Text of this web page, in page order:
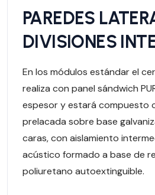
PAREDES
DIVISIONES
En los módulos estándar el
realiza con panel sándwich
espesor y estará compuesto
prelacada sobre base
caras, con aislamiento
acústico formado a base de
poliuretano autoextinguible.